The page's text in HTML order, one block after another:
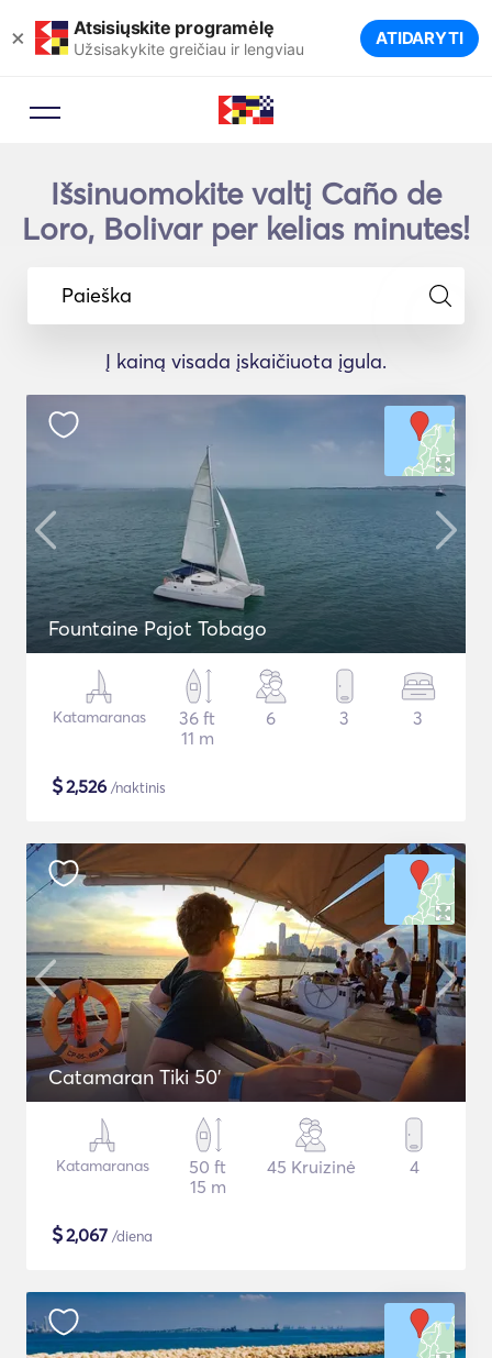
× Atsisiųskite programėlę
Užsisakykite greičiau ir lengviau ATIDARYTI
Išsinuomokite valtį Caño de
Loro, Bolivar per kelias minutes!
Paieška
Į kainą visada įskaičiuota įgula.
Fountaine Pajot Tobago
Katamaranas
36 ft
11 m
6 3 3
$2,526 /naktinis
Catamaran Tiki 50'
Katamaranas
50 ft
15 m
45 Kruizinė 4
$2,067 /diena